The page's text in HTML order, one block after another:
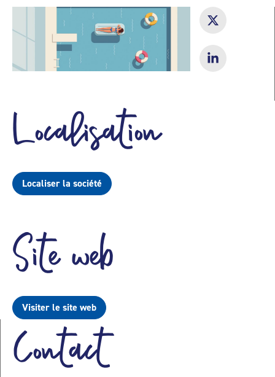
Localisation
Localiser la société
Site web
Visiter le site web
Contact